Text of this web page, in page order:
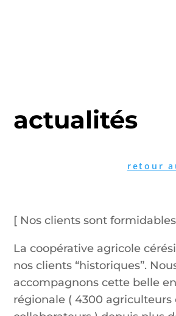
actualités
retour
[ Nos clients sont formidables
La coopérative agricole
nos clients “historiques”.
accompagnons cette belle
régionale ( 4300 agriculteurs